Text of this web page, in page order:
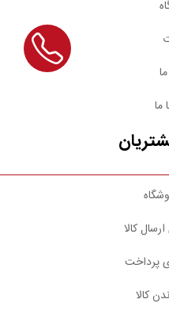
ما
کالا
پرداخت
کالا